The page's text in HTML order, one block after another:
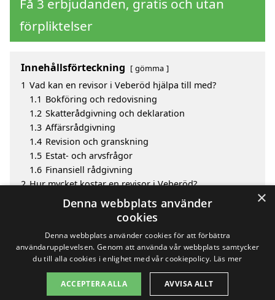
Få 3 erbjudanden, gratis och utan
förpliktelser
Innehållsförteckning gömma
1 Vad kan en revisor i Veberöd hjälpa till med?
1.1 Bokföring och redovisning
1.2 Skatterådgivning och deklaration
1.3 Affärsrådgivning
1.4 Revision och granskning
1.5 Estat- och arvsfrågor
1.6 Finansiell rådgivning
2 Hur mycket kostar en revisor i Veberöd?
Fördelar med att välja revisor i Veberöd
Sök efter en skicklig revisor i de omgivande städerna
Copyright 2026 - Pilanto Aps
×
Denna webbplats använder
cookies
Denna webbplats använder cookies för att förbättra
användarupplevelsen. Genom att använda vår webbplats samtycker
du till alla cookies i enlighet med vår cookiepolicy. Läs mer
ACCEPTERA ALLA AVVISA ALLT